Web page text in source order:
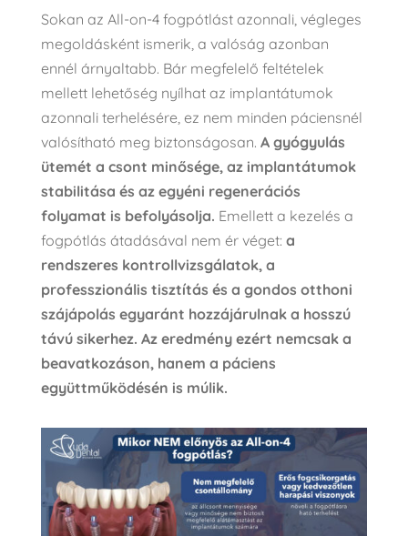
Sokan az All-on-4 fogpótlást azonnali, végleges
megoldásként ismerik, a valóság azonban
ennél árnyaltabb. Bár megfelelő feltételek
mellett lehetőség nyílhat az implantátumok
azonnali terhelésére, ez nem minden páciensnél
valósítható meg biztonságosan. A gyógyulás
ütemét a csont minősége, az implantátumok
stabilitása és az egyéni regenerációs
folyamat is befolyásolja. Emellett a kezelés a
fogpótlás átadásával nem ér véget: a
rendszeres kontrollvizsgálatok, a
professzionális tisztítás és a gondos otthoni
szájápolás egyaránt hozzájárulnak a hosszú
távú sikerhez. Az eredmény ezért nemcsak a
beavatkozáson, hanem a páciens
együttműködésén is múlik.